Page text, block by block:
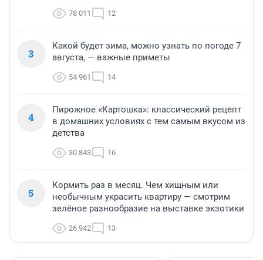
78 011 12
3
Какой будет зима, можно узнать по погоде 7
августа, — важные приметы
54 961 14
4
Пирожное «Картошка»: классический рецепт
в домашних условиях с тем самым вкусом из
детства
30 843 16
5
Кормить раз в месяц. Чем хищным или
необычным украсить квартиру — смотрим
зелёное разнообразие на выставке экзотики
26 942 13